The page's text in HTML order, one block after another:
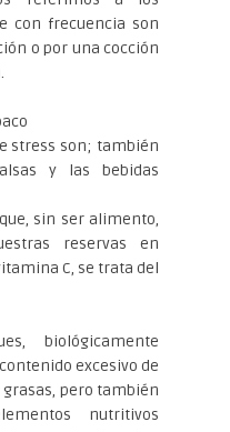
con frecuencia son
o por una cocción
stress son; también
y las bebidas
sin ser alimento,
reservas en
C, se trata del
biológicamente
excesivo de
pero también
nutritivos